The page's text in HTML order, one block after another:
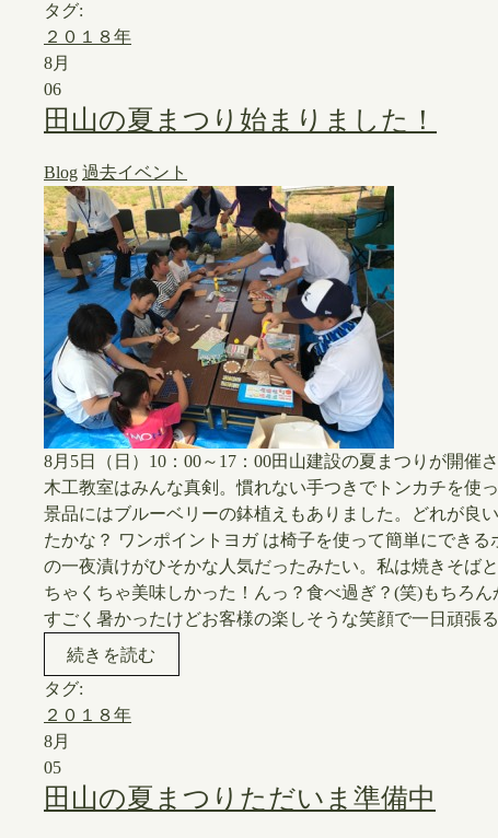
タグ:
２０１８年
8月
06
田山の夏まつり始まりました！
Blog 過去イベント
8月5日（日）10：00～17：00田山建設の夏まつりが開
木工教室はみんな真剣。慣れない手つきでトンカチを使
景品にはブルーベリーの鉢植えもありました。どれが良
たかな？ ワンポイントヨガ は椅子を使って簡単にでき
の一夜漬けがひそかな人気だったみたい。私は焼きそば
ちゃくちゃ美味しかった！んっ？食べ過ぎ？(笑)もちろ
すごく暑かったけどお客様の楽しそうな笑顔で一日頑張
続きを読む
タグ:
２０１８年
8月
05
田山の夏まつりただいま準備中